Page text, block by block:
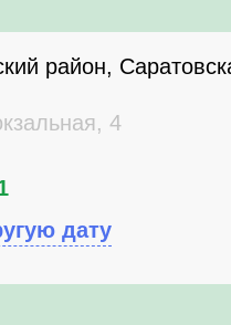
район,
4
дату